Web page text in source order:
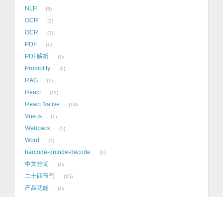
NLP 3
OCR 2
OCR 1
PDF 1
PDF解析 1
Promplify 6
RAG 1
React 11
React Native 13
Vue.js 1
Webpack 5
Word 1
barcode-qrcode-decode 1
中文分词 1
二十四节气 15
产品功能 1